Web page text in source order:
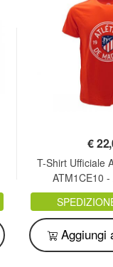
€
T-Shirt Ufficiale
ATM1CE10
Aggiungi